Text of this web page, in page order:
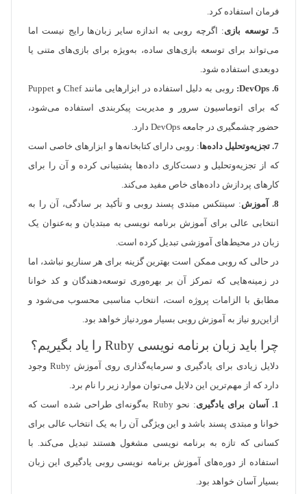
فرمان استفاده کرد.
5. توسعه بازی
: اگرچه روبی به اندازه سایر زبان‌ها رایج نیست اما
می‌تواند برای توسعه بازی‌های ساده، به‌ویژه برای بازی‌های متنی یا
دوبعدی استفاده شود.
6. DevOps:
روبی به دلیل استفاده در ابزارهایی مانند Chef و Puppet
که برای اتوماسیون سرور و مدیریت پیکربندی استفاده می‌شود،
حضور چشمگیری در جامعه DevOps دارد.
7. تجزیه‌وتحلیل داده‌ها
: روبی دارای کتابخانه‌ها و ابزارهای خاصی است
که از تجزیه‌وتحلیل و دست‌کاری داده‌ها پشتیبانی کرده و آن را برای
کارهای پردازش داده‌های خاص مفید می‌کند.
8. آموزش
: سینتکس مبتدی پسند روبی و تأکید بر سادگی، آن را به
انتخابی عالی برای آموزش برنامه نویسی به مبتدیان و به‌عنوان یک
زبان در محیط‌های آموزشی تبدیل کرده است.
در حالی که روبی ممکن است بهترین گزینه برای هر سناریو نباشد، اما
در زمینه‌هایی که تمرکز آن بر بهره‌وری توسعه‌دهندگان و کد خوانا
مطابق با الزامات پروژه است، انتخاب مناسبی محسوب می‌شود و
ازاین‌رو نیاز به آموزش روبی بسیار موردنیاز خواهد بود.
چرا باید زبان برنامه نویسی Ruby را یاد بگیریم؟
دلایل زیادی برای یادگیری و سرمایه‌گذاری روی آموزش Ruby وجود
دارد که از مهم‌ترین این دلایل می‌توان موارد زیر را نام برد.
1. آسان برای یادگیری
: نحو Ruby به‌گونه‌ای طراحی شده است که
خوانا و مبتدی پسند باشد و این ویژگی آن را به یک انتخاب عالی برای
کسانی که تازه به برنامه نویسی مشغول هستند تبدیل می‌کند. با
استفاده از دوره‌های آموزش برنامه نویسی روبی یادگیری این زبان
بسیار آسان خواهد بود.